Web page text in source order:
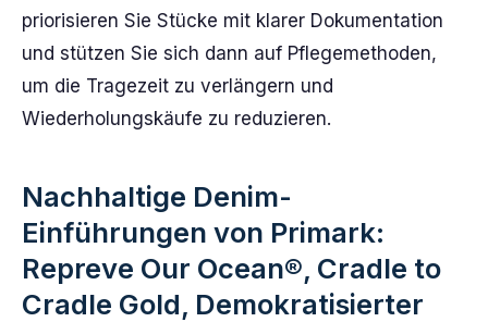
priorisieren Sie Stücke mit klarer Dokumentation
und stützen Sie sich dann auf Pflegemethoden,
um die Tragezeit zu verlängern und
Wiederholungskäufe zu reduzieren.
Nachhaltige Denim-
Einführungen von Primark:
Repreve Our Ocean®, Cradle to
Cradle Gold, Demokratisierter